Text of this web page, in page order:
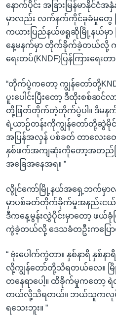
နောက်ပိုင်း အခြားမြန်မာနိုင်
မှာလည်း လက်နက်ကိုင်ခုခံမှုတွေ ဖ
ကယားပြည်နယ်ဖရူဆိုမြို့နယ်မှာ
နေ့မနက်မှာ တိုက်ခိုက်ခဲ့တယ်လို့ က
ရေးတပ်(KNDF)ပြန်ကြားရေ
“တိုက်ပွဲကတော့ ကျွန်တော်တို့
ပူးပေါင်းပြီးတော့ ဒီထိုးစစ်ဆ
တို့ဖြတ်တိုက်တဲ့တိုက်ပွဲပါ။ ဒီမနက်
ရဲ့ယာဉ်တန်းကိုကျွန်တော်တို့ဆွဲမိုင်
အပြန်အလှန် ပစ်ခတ် တာလေးတွေ
နှစ်ဖက်အကျဆုံးကိုတော့အတည်ပြု
အခြေအနေအရ။ ”
လွိုင်ကော်မြို့နယ်အရှေ့ဘက်မှာလဲ
မှာပစ်ခတ်တိုက်ခိုက်မှုအနည်းငယ်ဖြ
ဒီကနေ့မွန်းလွှဲပိုင်းမှာတော့ ဖယ်
ကွဲခဲ့တယ်လို့ ဒေသခံတဦးကပြော
“ ဗုံးပေါက်ကွဲတာ။ နှစ်နာရီ နှစ်န
လို့ကျွန်တော်တို့သိရတယ်လေ။ မြို့
တနေရာပေါ့။ ထိခိုက်မှုကတော့
တယ်လို့သိရတယ်။ ဘယ်သူကလု
ရသေးဘူး။ ”